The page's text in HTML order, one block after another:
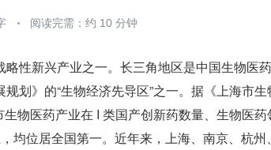
阅读完需：约 10 分钟
略性新兴产业之一。长三角地区是中国生物医
划》的“生物经济先导区”之一。据《上海市生
物医药产业在 I 类国产创新药数量、生物医药
均位居全国第一。近年来，上海、南京、杭州